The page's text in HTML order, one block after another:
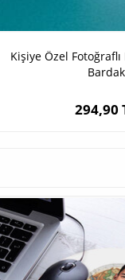
Kişiye Özel
Bardak
294,90